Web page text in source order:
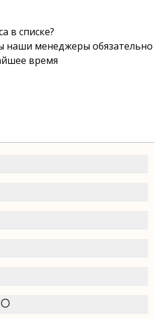
в списке?
наши менеджеры обязательно
время